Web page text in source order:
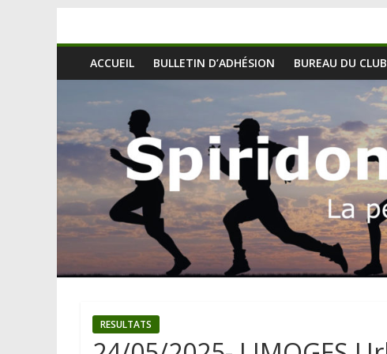
ACCUEIL BULLETIN D’ADHÉSION BUREAU DU
RESULTATS